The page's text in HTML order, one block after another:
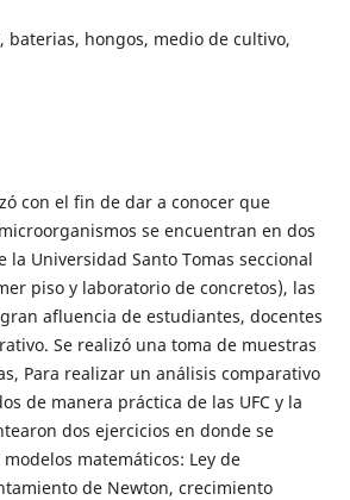
baterias, hongos, medio de cultivo,
con el fin de dar a conocer que
se encuentran en dos
la Universidad Santo Tomas seccional
piso y laboratorio de concretos), las
afluencia de estudiantes, docentes
Se realizó una toma de muestras
Para realizar un análisis comparativo
de manera práctica de las UFC y la
dos ejercicios en donde se
matemáticos: Ley de
de Newton, crecimiento